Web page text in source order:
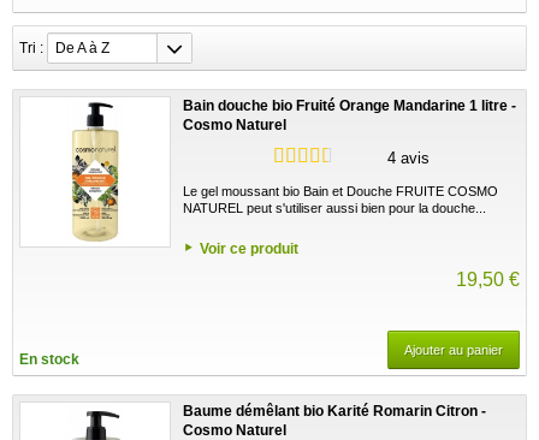
Tri : De A à Z
Bain douche bio Fruité Orange Mandarine 1 litre -
Cosmo Naturel
4 avis
Le gel moussant bio Bain et Douche FRUITE COSMO
NATUREL peut s'utiliser aussi bien pour la douche...
Voir ce produit
19,50 €
En stock
Ajouter au panier
Baume démêlant bio Karité Romarin Citron -
Cosmo Naturel